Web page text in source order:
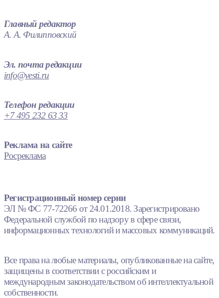
Главный редактор
А. А. Филипповский
Эл. почта редакции
info@vesti.ru
Телефон редакции
+7 495 232 63 33
Реклама на сайте
Росреклама
Регистрационный номер серии
ЭЛ № ФС 77-72266 от 24.01.2018. Зарегистрировано
Федеральной службой по надзору в сфере связи,
информационных технологий и массовых коммуникаций.
Все права на любые материалы, опубликованные на сайте,
защищены в соответствии с российским и
международным законодательством об интеллектуальной
собственности.